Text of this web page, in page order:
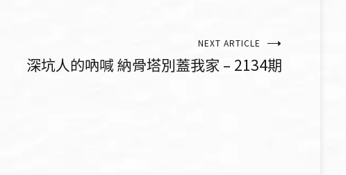
NEXT ARTICLE
深坑人的吶喊 納骨塔別蓋我家 – 2134期